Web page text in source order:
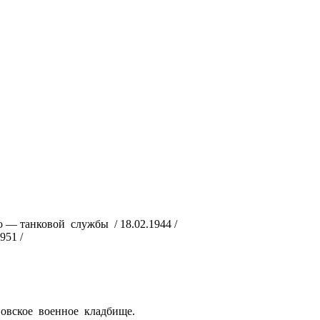
— танковой службы / 18.02.1944 /
/
военное кладбище.